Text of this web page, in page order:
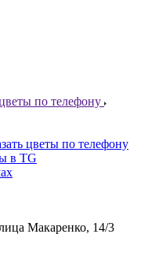
по телефону
цветы по телефону
в TG
Макаренко, 14/3